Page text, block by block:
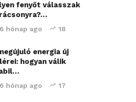
fenyőt válasszak
6 hónap ago 18
energia új
hogyan válik
6 hónap ago 17